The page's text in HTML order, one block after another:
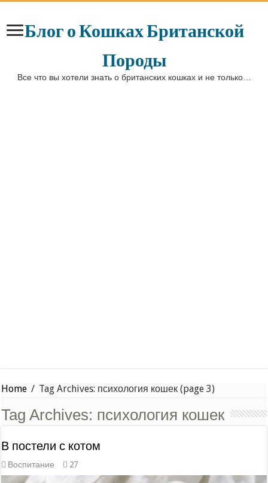
Блог о Кошках Британской
Породы
Все что вы хотели знать о британских кошках и не только…
Home / Tag Archives: психология кошек (page 3)
Tag Archives: психология кошек
В постели с котом
Воспитание 27